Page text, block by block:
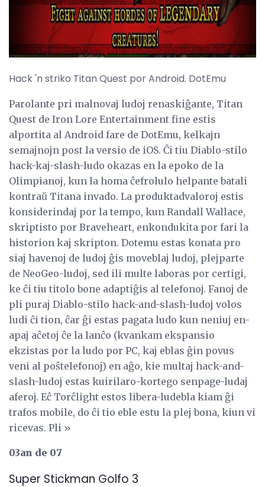
Hack 'n striko Titan Quest por Android. DotEmu
Parolante pri malnovaj ludoj renaskiĝante, Titan
Quest de Iron Lore Entertainment fine estis
alportita al Android fare de DotEmu, kelkajn
semajnojn post la versio de iOS. Ĉi tiu Diablo-stilo
hack-kaj-slash-ludo okazas en la epoko de la
Olimpianoj, kun la homa ĉefrolulo helpante batali
kontraŭ Titana invado. La produktadvaloroj estis
konsiderindaj por la tempo, kun Randall Wallace,
skriptisto por Braveheart, enkondukita por fari la
historion kaj skripton. Dotemu estas konata pro
siaj havenoj de ludoj ĝis moveblaj ludoj, plejparte
de NeoGeo-ludoj, sed ili multe laboras por certigi,
ke ĉi tiu titolo bone adaptiĝis al telefonoj. Fanoj de
pli puraj Diablo-stilo hack-and-slash-ludoj volos
ludi ĉi tion, ĉar ĝi estas pagata ludo kun neniuj en-
apaj aĉetoj ĉe la lanĉo (kvankam ekspansio
ekzistas por la ludo por PC, kaj eblas ĝin povus
veni al poŝtelefonoj) en aĝo, kie multaj hack-and-
slash-ludoj estas kuirilaro-kortego senpage-ludaj
aferoj. Eĉ Torĉlight estos libera-ludebla kiam ĝi
trafos mobile, do ĉi tio eble estu la plej bona, kiun vi
ricevas. Pli »
03an de 07
Super Stickman Golfo 3